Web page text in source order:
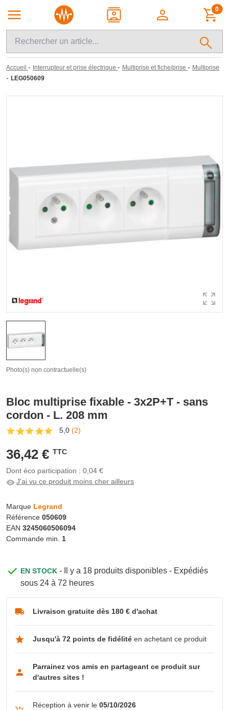
0
Accueil - Interrupteur et prise électrique - Multiprise et fiche/prise - Multiprise
- LEG050609
Photo(s) non contractuelle(s)
Bloc multiprise fixable - 3x2P+T - sans
cordon - L. 208 mm
5,0 (2)
36,42 € TTC
Dont éco participation : 0,04 €
J'ai vu ce produit moins cher ailleurs
Marque Legrand
Référence 050609
EAN 3245060506094
Commande min. 1
EN STOCK- Il y a 18 produits disponibles - Expédiés
sous 24 à 72 heures
Réception à venir le05/10/2026
Livraison gratuite dès 180 € d'achat
Jusqu'à 72 points de fidélitéen achetant ce produit
Parrainez vos amis en partageant ce produit sur
d'autres sites !